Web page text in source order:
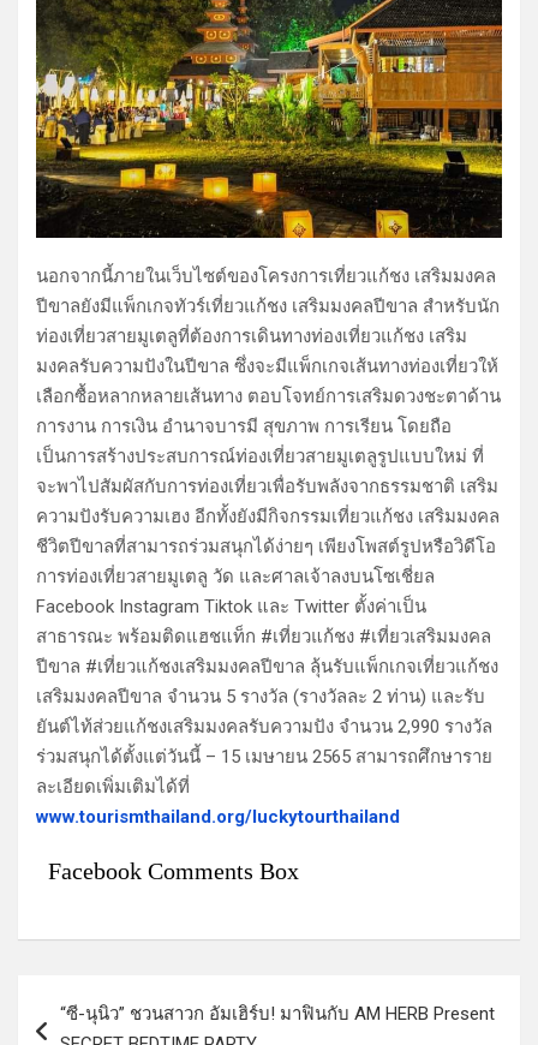
นอกจากนี้ภายในเว็บไซต์ของโครงการเที่ยวแก้ชง เสริมมงคล
ปีขาลยังมีแพ็กเกจทัวร์เที่ยวแก้ชง เสริมมงคลปีขาล สำหรับนัก
ท่องเที่ยวสายมูเตลูที่ต้องการเดินทางท่องเที่ยวแก้ชง เสริม
มงคลรับความปังในปีขาล ซึ่งจะมีแพ็กเกจเส้นทางท่องเที่ยวให้
เลือกซื้อหลากหลายเส้นทาง ตอบโจทย์การเสริมดวงชะตาด้าน
การงาน การเงิน อำนาจบารมี สุขภาพ การเรียน โดยถือ
เป็นการสร้างประสบการณ์ท่องเที่ยวสายมูเตลูรูปแบบใหม่ ที่
จะพาไปสัมผัสกับการท่องเที่ยวเพื่อรับพลังจากธรรมชาติ เสริม
ความปังรับความเฮง อีกทั้งยังมีกิจกรรมเที่ยวแก้ชง เสริมมงคล
ชีวิตปีขาลที่สามารถร่วมสนุกได้ง่ายๆ เพียงโพสต์รูปหรือวิดีโอ
การท่องเที่ยวสายมูเตลู วัด และศาลเจ้าลงบนโซเชี่ยล
Facebook Instagram Tiktok และ Twitter ตั้งค่าเป็น
สาธารณะ พร้อมติดแฮชแท็ก #เที่ยวแก้ชง #เที่ยวเสริมมงคล
ปีขาล #เที่ยวแก้ชงเสริมมงคลปีขาล ลุ้นรับแพ็กเกจเที่ยวแก้ชง
เสริมมงคลปีขาล จำนวน 5 รางวัล (รางวัลละ 2 ท่าน) และรับ
ยันต์ไท้ส่วยแก้ชงเสริมมงคลรับความปัง จำนวน 2,990 รางวัล
ร่วมสนุกได้ตั้งแต่วันนี้ – 15 เมษายน 2565 สามารถศึกษาราย
ละเอียดเพิ่มเติมได้ที่
www.tourismthailand.org/luckytourthailand
Facebook Comments Box
น
“ซี-นุนิว” ชวนสาวก​ อัมเฮิร์บ! ​มาฟินกับ AM HERB Present